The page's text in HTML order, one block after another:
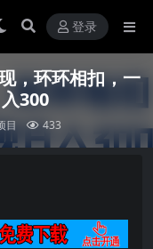
登录
，环环相扣，一
300
目 433